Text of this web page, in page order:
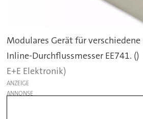
Modulares Gerät für
Inline-Durchflussmesser EE741. ()
E+E Elektronik)
ANZEIGE